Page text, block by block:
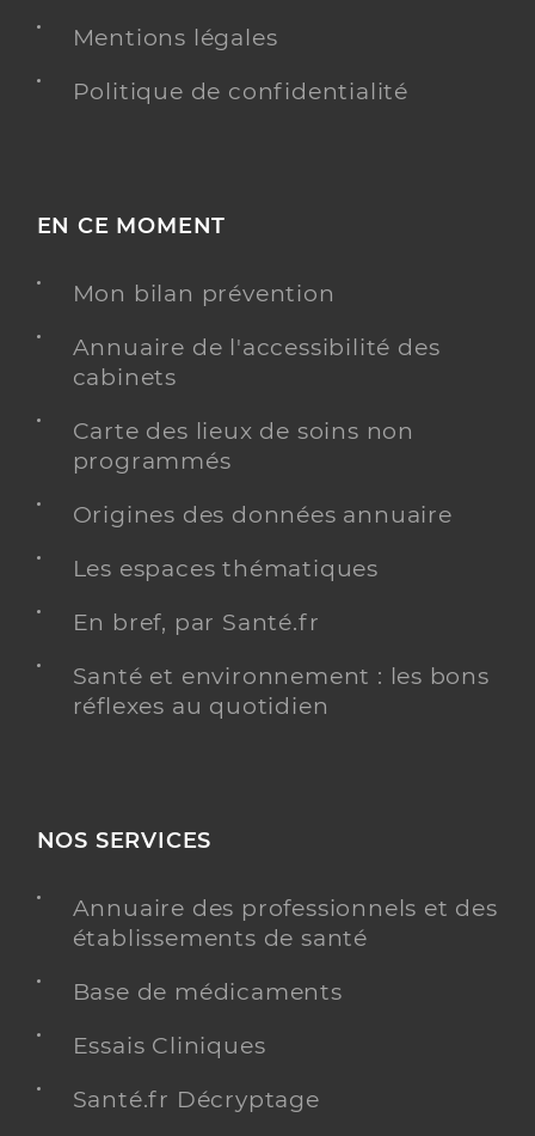
Mentions légales
Politique de confidentialité
EN CE MOMENT
Mon bilan prévention
Annuaire de l'accessibilité des
cabinets
Carte des lieux de soins non
programmés
Origines des données annuaire
Les espaces thématiques
En bref, par Santé.fr
Santé et environnement : les bons
réflexes au quotidien
NOS SERVICES
Annuaire des professionnels et des
établissements de santé
Base de médicaments
Essais Cliniques
Santé.fr Décryptage